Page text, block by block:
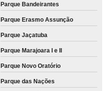
Parque Bandeirantes
Parque Erasmo Assunção
Parque Jaçatuba
Parque Marajoara I e II
Parque Novo Oratório
Parque das Nações